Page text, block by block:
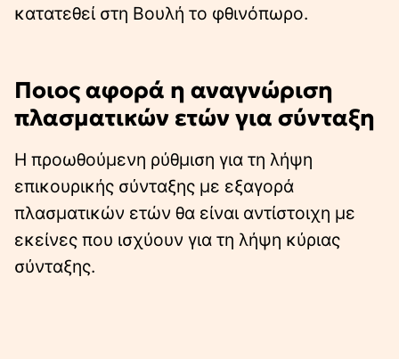
κατατεθεί στη Βουλή το φθινόπωρο.
Ποιος αφορά η αναγνώριση
πλασματικών ετών για σύνταξη
Η προωθούμενη ρύθμιση για τη λήψη
επικουρικής σύνταξης με εξαγορά
πλασματικών ετών θα είναι αντίστοιχη με
εκείνες που ισχύουν για τη λήψη κύριας
σύνταξης.